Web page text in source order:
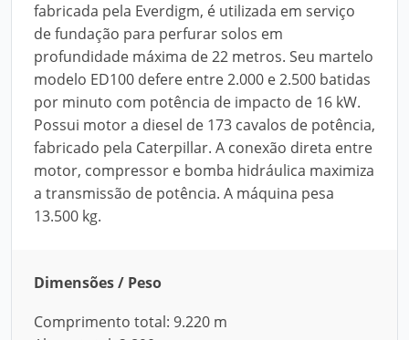
fabricada pela Everdigm, é utilizada em serviço
de fundação para perfurar solos em
profundidade máxima de 22 metros. Seu martelo
modelo ED100 defere entre 2.000 e 2.500 batidas
por minuto com potência de impacto de 16 kW.
Possui motor a diesel de 173 cavalos de potência,
fabricado pela Caterpillar. A conexão direta entre
motor, compressor e bomba hidráulica maximiza
a transmissão de potência. A máquina pesa
13.500 kg.
Dimensões / Peso
Comprimento total: 9.220 m